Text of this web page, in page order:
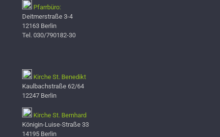
Pfarrbüro:
Deitmerstraße 3-4
12163 Berlin
Tel. 030/790182-30
Kirche St. Benedikt
Kaulbachstraße 62/64
12247 Berlin
Kirche St. Bernhard
Königin-Luise-Straße 33
14195 Berlin